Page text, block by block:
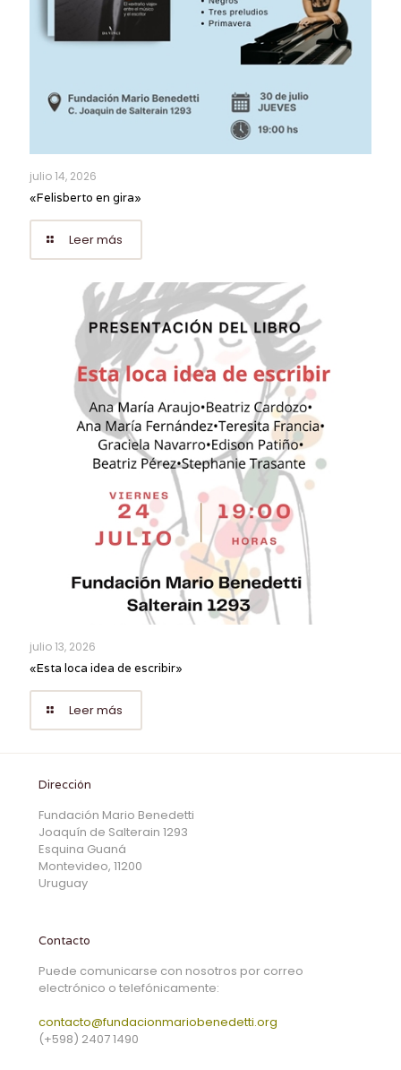
julio 14, 2026
«Felisberto en gira»
Leer más
julio 13, 2026
«Esta loca idea de escribir»
Leer más
Dirección
Fundación Mario Benedetti
Joaquín de Salterain 1293
Esquina Guaná
Montevideo, 11200
Uruguay
Contacto
Puede comunicarse con nosotros por correo
electrónico o telefónicamente:
contacto@fundacionmariobenedetti.org
(+598) 2407 1490